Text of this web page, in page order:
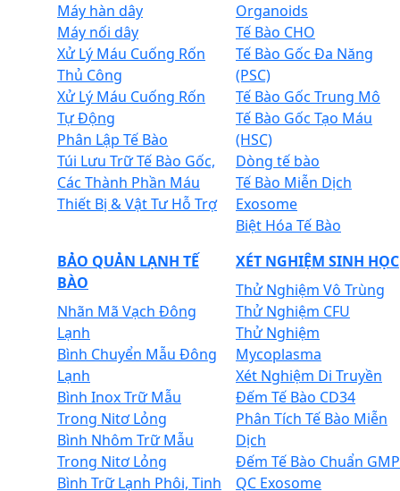
Máy hàn dây
Máy nối dây
Xử Lý Máu Cuống Rốn
Thủ Công
Xử Lý Máu Cuống Rốn
Tự Động
Phân Lập Tế Bào
Túi Lưu Trữ Tế Bào Gốc,
Các Thành Phần Máu
Thiết Bị & Vật Tư Hỗ Trợ
Organoids
Tế Bào CHO
Tế Bào Gốc Đa Năng
(PSC)
Tế Bào Gốc Trung Mô
Tế Bào Gốc Tạo Máu
(HSC)
Dòng tế bào
Tế Bào Miễn Dịch
Exosome
Biệt Hóa Tế Bào
BẢO QUẢN LẠNH TẾ
BÀO
Nhãn Mã Vạch Đông
Lạnh
Bình Chuyển Mẫu Đông
Lạnh
Bình Inox Trữ Mẫu
Trong Nitơ Lỏng
Bình Nhôm Trữ Mẫu
Trong Nitơ Lỏng
Bình Trữ Lạnh Phôi, Tinh
XÉT NGHIỆM SINH HỌC
Thử Nghiệm Vô Trùng
Thử Nghiệm CFU
Thử Nghiệm
Mycoplasma
Xét Nghiệm Di Truyền
Đếm Tế Bào CD34
Phân Tích Tế Bào Miễn
Dịch
Đếm Tế Bào Chuẩn GMP
QC Exosome